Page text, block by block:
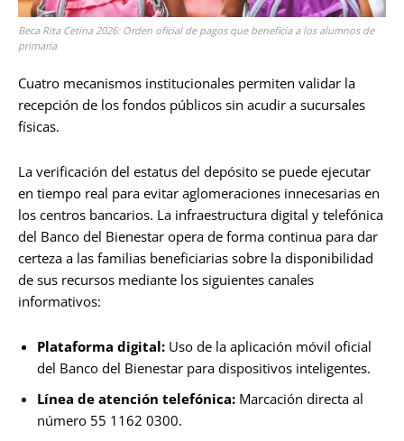
Beca Rita Cetina 2026: Orden oficial de pagos que beneficia a los alumnos de
primaria
Cuatro mecanismos institucionales permiten validar la
recepción de los fondos públicos sin acudir a sucursales
físicas.
La verificación del estatus del depósito se puede ejecutar
en tiempo real para evitar aglomeraciones innecesarias en
los centros bancarios. La infraestructura digital y telefónica
del Banco del Bienestar opera de forma continua para dar
certeza a las familias beneficiarias sobre la disponibilidad
de sus recursos mediante los siguientes canales
informativos:
Plataforma digital: Uso de la aplicación móvil oficial
del Banco del Bienestar para dispositivos inteligentes.
Línea de atención telefónica: Marcación directa al
número 55 1162 0300.